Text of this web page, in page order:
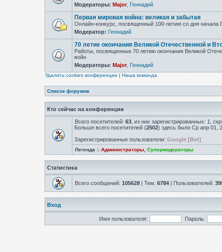
Модераторы: Major, Геннадий
Первая мировая война: великая и забытая
Онлайн-конкурс, посвященный 100-летию со дня начала
Модератор: Геннадий
70 летие окончания Великой Отечественной и
Работы, посвященные 70 летию окончания Великой
войн
Модераторы: Major, Геннадий
Удалить cookies конференции|Наша команда
Список форумов
Кто сейчас на конференции
Всего посетителей: 63 , из них зарегистрированных: 1,
Больше всего посетителей (2502) здесь было Ср апр 01,
Зарегистрированные пользователи: Google [Bot]
Легенда :: Администраторы Супермодераторы
Статистика
Всего сообщений: 105628 | Тем: 6784 | Пользователей:
Вход
Имя пользователя: Пароль: